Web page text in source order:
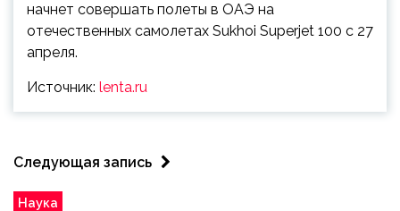
начнет совершать полеты в ОАЭ на
отечественных самолетах Sukhoi Superjet 100 с 27
апреля.
Источник: lenta.ru
Следующая запись
Наука